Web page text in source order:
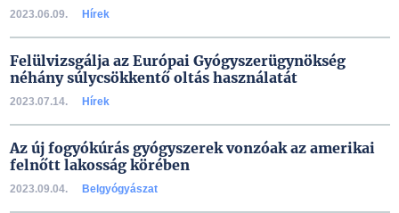
2023.06.09. Hírek
Felülvizsgálja az Európai Gyógyszerügynökség
néhány súlycsökkentő oltás használatát
2023.07.14. Hírek
Az új fogyókúrás gyógyszerek vonzóak az amerikai
felnőtt lakosság körében
2023.09.04. Belgyógyászat